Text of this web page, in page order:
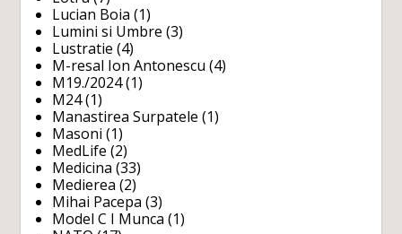
Lucian Boia (1)
Lumini si Umbre (3)
Lustratie (4)
M-resal Ion Antonescu (4)
M19./2024(1)
M24(1)
Manastirea Surpatele (1)
Masoni (1)
MedLife (2)
Medicina (33)
Medierea (2)
Mihai Pacepa (3)
Model C I Munca (1)